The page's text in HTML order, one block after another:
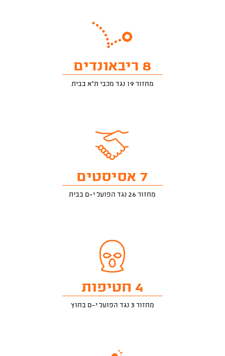
8 ריבאונדים
מחזור 19 נגד מכבי ת"א בבית
7 אסיסטים
מחזור 26 נגד הפועל י-ם בבית
4 חטיפות
מחזור 3 נגד הפועל י-ם בחוץ